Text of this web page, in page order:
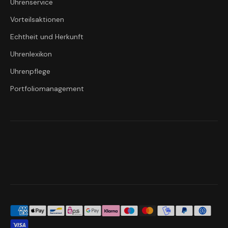
Uhrenservice
Vorteilsaktionen
Echtheit und Herkunft
Uhrenlexikon
Uhrenpflege
Portfoliomanagement